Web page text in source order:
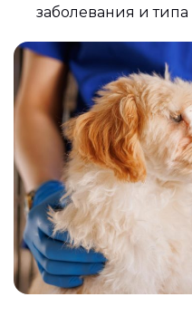
заболевания и